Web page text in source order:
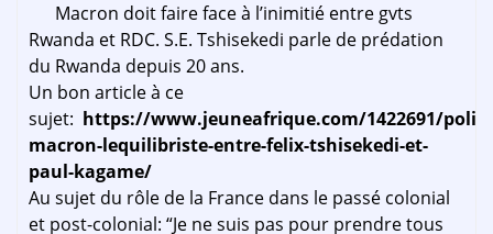
Macron doit faire face à l’inimitié entre gvts
Rwanda et RDC. S.E. Tshisekedi parle de prédation
du Rwanda depuis 20 ans.
Un bon article à ce
sujet: https://www.jeuneafrique.com/1422691/
macron-lequilibriste-entre-felix-tshisekedi-et-
paul-kagame/
Au sujet du rôle de la France dans le passé colonial
et post-colonial: “Je ne suis pas pour prendre tous